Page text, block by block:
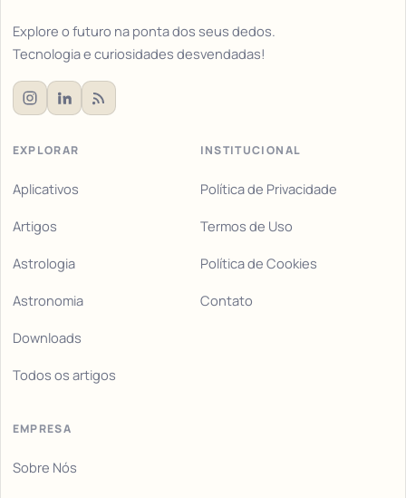
Explore o futuro na ponta dos seus dedos.
Tecnologia e curiosidades desvendadas!
EXPLORAR
Aplicativos
Artigos
Astrologia
Astronomia
Downloads
Todos os artigos
INSTITUCIONAL
Política de Privacidade
Termos de Uso
Política de Cookies
Contato
EMPRESA
Sobre Nós